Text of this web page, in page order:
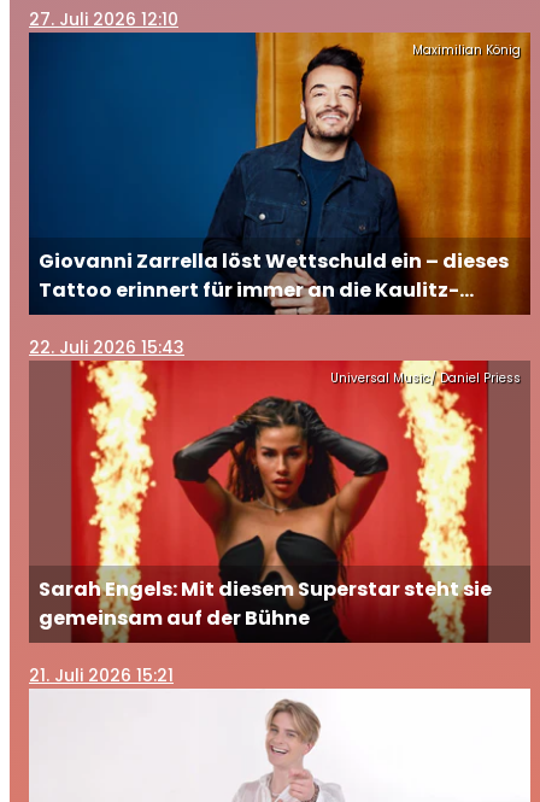
27. Juli 2026 12:10
Maximilian König
Giovanni Zarrella löst Wettschuld ein – dieses
Tattoo erinnert für immer an die Kaulitz-
Brüder
22. Juli 2026 15:43
Universal Music/ Daniel Priess
Sarah Engels: Mit diesem Superstar steht sie
gemeinsam auf der Bühne
21. Juli 2026 15:21